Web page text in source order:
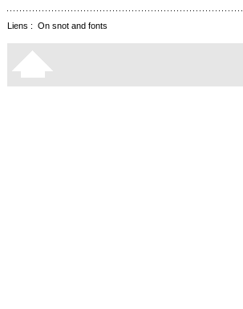
Liens : On snot and fonts